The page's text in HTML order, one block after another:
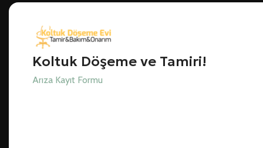
Koltuk Döşeme ve Tamiri!
Arıza Kayıt Formu